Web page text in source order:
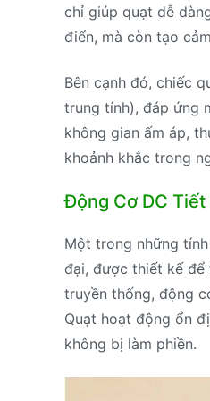
chỉ giúp quạt dễ
điển, mà còn tạo
Bên cạnh đó, chiếc
trung tính), đáp ứng
không gian ấm áp,
khoảnh khắc trong
Động Cơ DC
Một trong những
đại, được thiết kế để
truyền thống, động
Quạt hoạt động ổn
không bị làm phiền.